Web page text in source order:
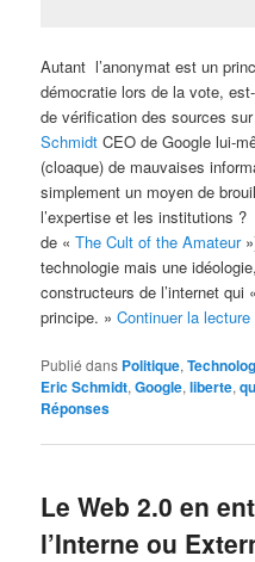
Autant l’anonymat est un
démocratie lors de la vote,
de vérification des sources
Schmidt CEO de Google lui-
(cloaque) de mauvaises
simplement un moyen de
l’expertise et les institutions
de «The Cult of the Amateur
technologie mais une
constructeurs de l’internet qui
principe. »Continuer la lecture
Publié dans Politique,
Eric Schmidt,Google,liberte,
Réponses
Le Web 2.0 en
l’Interne ou